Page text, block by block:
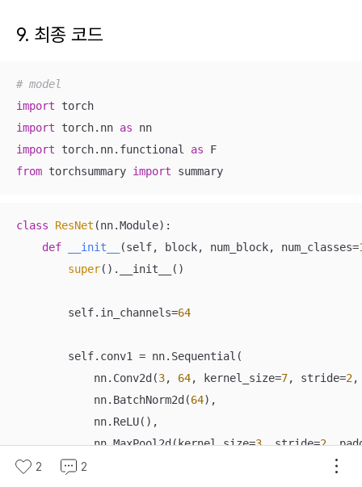
9. 최종 코드
# model
import
import torch.nn as
import torch.nn.functional as
from torchsummary import summary
class ResNet (nn.Module):
def
__init__ (self, block, num_block, num_classes=
super().__init__()
        self.in_channels=
64
        self.conv1 = nn.Sequential(
            nn.Conv2d(
3, 64, kernel_size=7, stride=2,
            nn.BatchNorm2d(
64),
            nn.ReLU(),
            nn.MaxPool2d(kernel_size=
3, stride=2,
        )
2 2